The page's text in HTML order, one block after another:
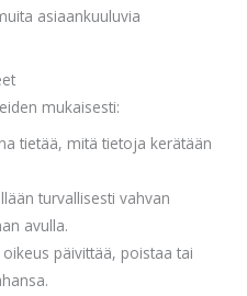
asiaankuuluvia
mukaisesti:
tietää, mitä tietoja kerätään
turvallisesti vahvan
avulla.
päivittää, poistaa tai